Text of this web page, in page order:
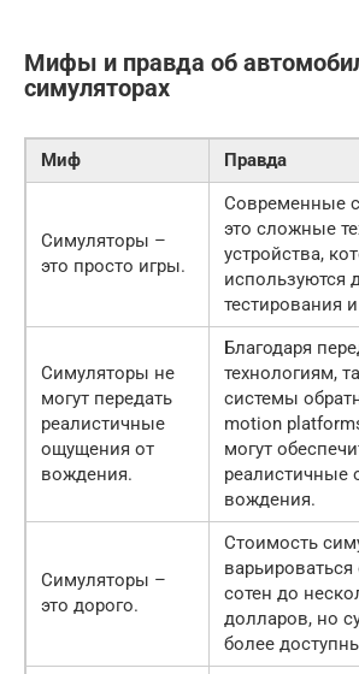
Мифы и правда об
симуляторах
Миф Правда
Симуляторы –
это просто игры.
Современные
это сложные
устройства,
используются
тестирования
Симуляторы не
могут передать
реалистичные
ощущения от
вождения.
Благодаря
технологиям,
системы
motion
могут
реалистичные
вождения.
Симуляторы –
это дорого.
Стоимость
сотен до
долларов, но
более